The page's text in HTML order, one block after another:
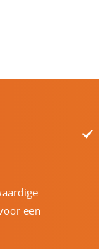
een